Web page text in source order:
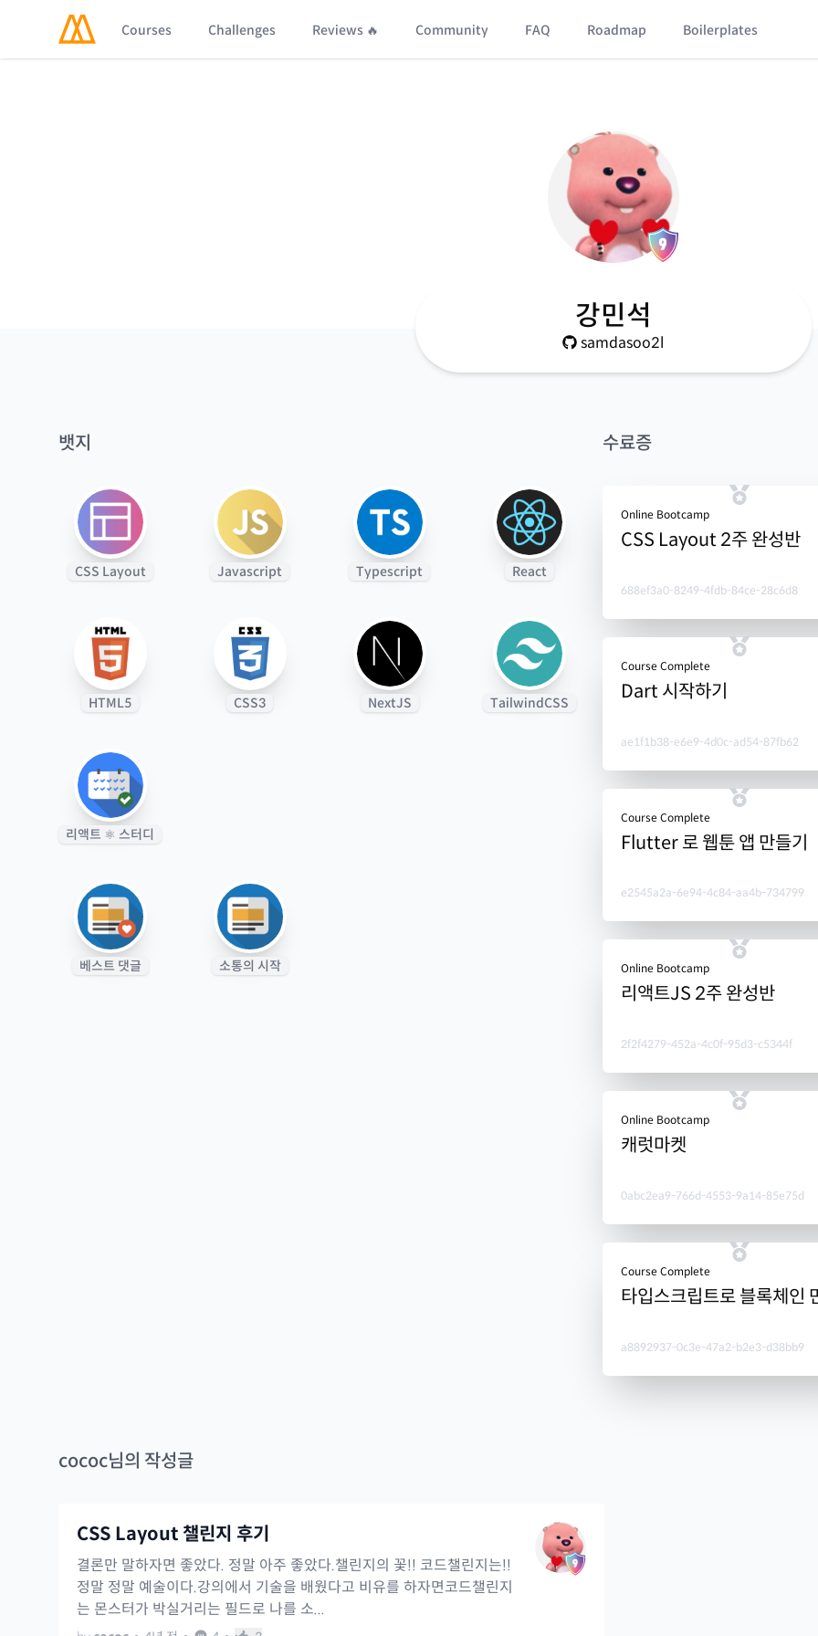
Courses Challenges Reviews 🔥 Community FAQ Roadmap Boilerplates
강민석
samdasoo2l
뱃지
CSS Layout Javascript Typescript React
HTML5 CSS3 NextJS TailwindCSS
리액트 ⚛️ 스터디
베스트 댓글 소통의 시작
수료증
Online Bootcamp
CSS Layout 2주 완성반
688ef3a0-8249-4fdb-84ce-28c6d8
Course Complete
Dart 시작하기
ae1f1b38-e6e9-4d0c-ad54-87fb62
Course Complete
Flutter 로 웹툰 앱 만들기
e2545a2a-6e94-4c84-aa4b-734799
Online Bootcamp
리액트JS 2주 완성반
2f2f4279-452a-4c0f-95d3-c5344f
Online Bootcamp
캐럿마켓
0abc2ea9-766d-4553-9a14-85e75d
Course Complete
타입스크립트로 블록체인
a8892937-0c3e-47a2-b2e3-d38bb9
cococ님의 작성글
CSS Layout 챌린지 후기
결론만 말하자면 좋았다. 정말 아주 좋았다.챌린지의 꽃!! 코드챌린지는!!
정말 정말 예술이다.강의에서 기술을 배웠다고 비유를 하자면코드챌린지
는 몬스터가 박실거리는 필드로 나를 소...